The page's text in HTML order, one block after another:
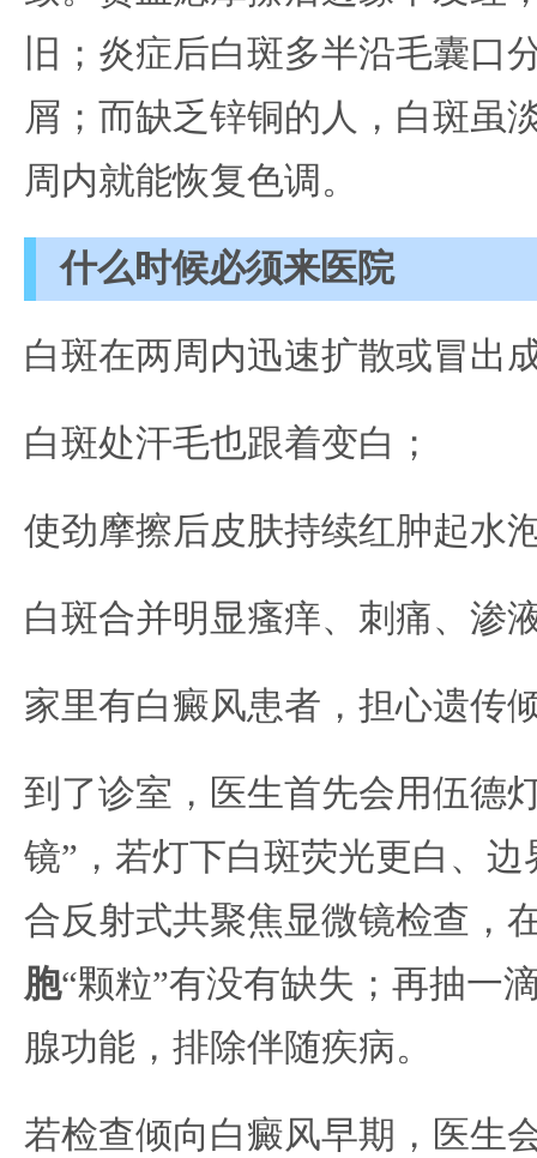
旧；炎症后白斑多半沿毛囊口
屑；而缺乏锌铜的人，白斑虽
周内就能恢复色调。
什么时候必须来医院
白斑在两周内迅速扩散或冒出
白斑处汗毛也跟着变白；
使劲摩擦后皮肤持续红肿起水
白斑合并明显瘙痒、刺痛、渗
家里有白癜风患者，担心遗传
到了诊室，医生首先会用伍德
镜”，若灯下白斑荧光更白、
合反射式共聚焦显微镜检查，
胞“颗粒”有没有缺失；再抽一
腺功能，排除伴随疾病。
若检查倾向白癜风早期，医生